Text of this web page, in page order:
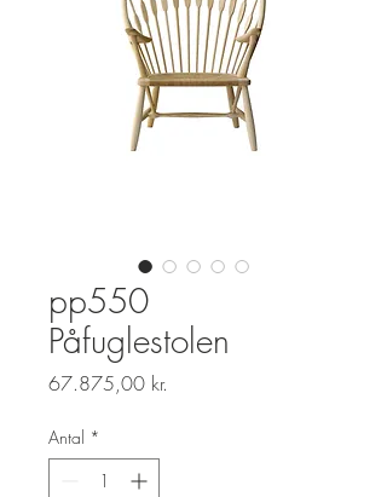
pp550
Påfuglestolen
67.875,00 kr.
Antal *